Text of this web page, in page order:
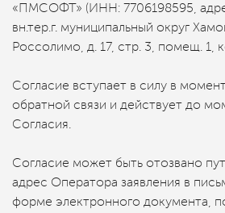
«ПМСОФТ» (ИНН: 7706198595,
вн.тер.г. муниципальный округ
Россолимо, д. 17, стр. 3, помещ. 1,
Согласие вступает в силу в
обратной связи и действует до
Согласия.
Согласие может быть отозвано
адрес Оператора заявления в
форме электронного документа,